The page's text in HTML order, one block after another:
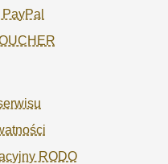
RODO